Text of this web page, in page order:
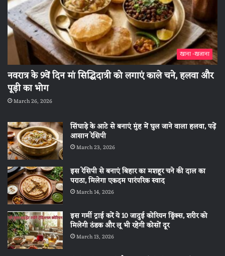
खाना -खजाना
नवरात्र के 9वें दिन मां सिद्धिदात्री को लगाएं काले चने, हलवा और
पूड़ी का भोग
March 26, 2026
सिंघाड़े के आटे से बनाएं मुंह में घुल जाने वाला हलवा, पढ़ें
आसान रेसिपी
March 23, 2026
इस रेसिपी से बनाएं बिहार का मशहूर चने की दाल का
पराठा, मिलेगा एकदम पारंपरिक स्वाद
March 14, 2026
इस गर्मी ट्राई करें ये 10 जादुई कोरियन ड्रिंक्स, शरीर को
मिलेगी ठंडक और लू भी रहेगी कोसों दूर
March 13, 2026